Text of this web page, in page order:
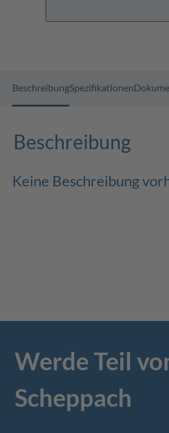
BeschreibungSpezifikationen
Beschreibung
Keine Beschreibung
Werde Teil
Scheppach